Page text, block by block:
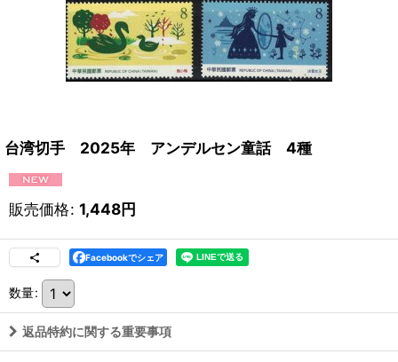
台湾切手 2025年 アンデルセン童話 4種
販売価格: 1,448円
Facebookでシェア
数量:
返品特約に関する重要事項